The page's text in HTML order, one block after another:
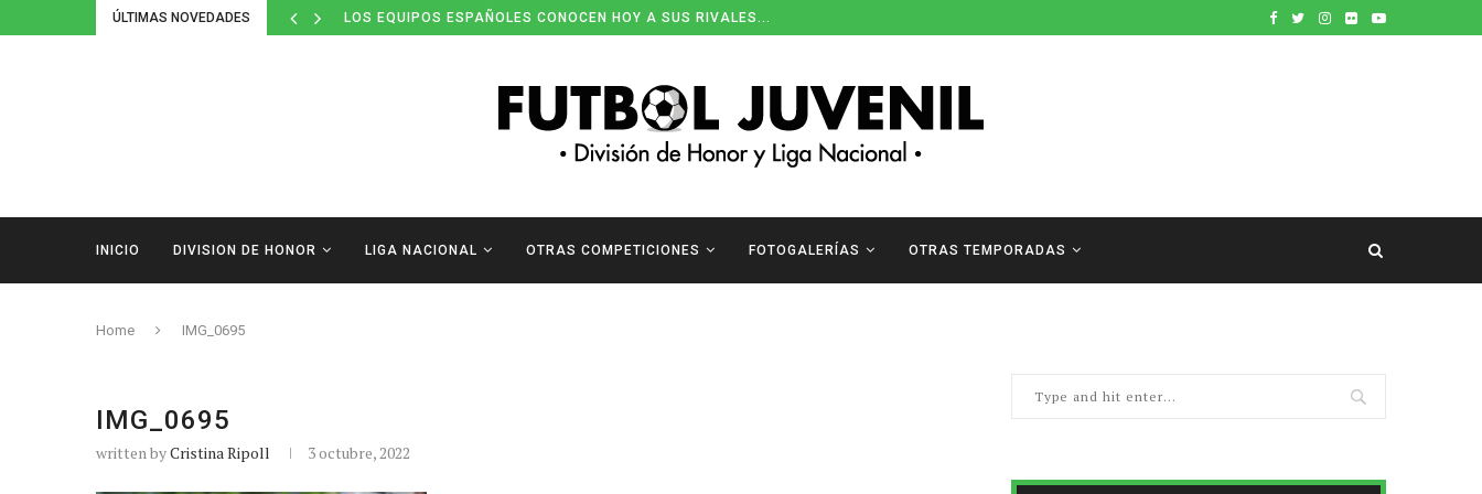
ÚLTIMAS NOVEDADES LOS EQUIPOS ESPAÑOLES CONOCEN HOY A SUS RIVALES...
INICIO DIVISION DE HONOR LIGA NACIONAL OTRAS COMPETICIONES FOTOGALERÍAS OTRAS TEMPORADAS
Home IMG_0695
IMG_0695
written byCristina Ripoll 3 octubre, 2022